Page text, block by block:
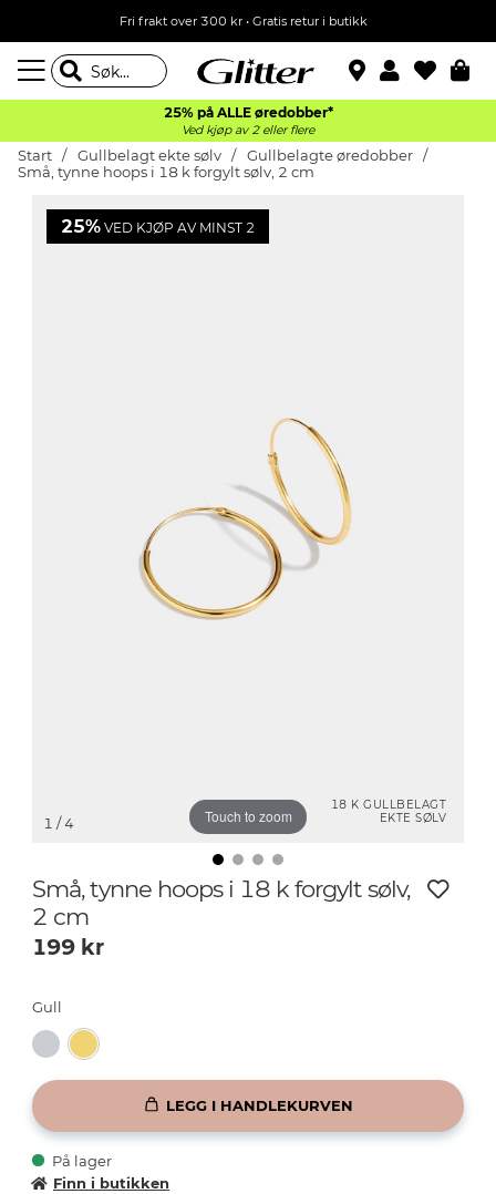
Fri frakt over 300 kr • Gratis retur i butikk
25% på ALLE øredobber*
Ved kjøp av 2 eller flere
Start Gullbelagt ekte sølv
Gullbelagte øredobber
Små, tynne hoops i 18 k forgylt sølv, 2 cm
25% VED KJØP AV MINST 2
18 K GULLBELAGT
EKTE SØLV
Touch to zoom
1 / 4
Små, tynne hoops i 18 k forgylt sølv,
2 cm
199 kr
Gull
LEGG I HANDLEKURVEN
På lager
Finn i butikken